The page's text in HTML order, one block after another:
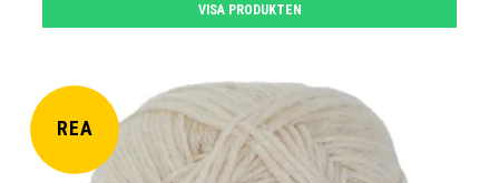
VISA PRODUKTEN
REA